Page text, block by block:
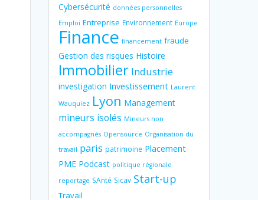
Cybersécurité données personnelles
Emploi Entreprise Environnement Europe
Finance financement fraude
Gestion des risques Histoire
Immobilier Industrie
investigation Investissement Laurent
Wauquiez Lyon Management
mineurs isolés Mineurs non
accompagnés Opensource Organisation du
travail paris patrimoine Placement
PME Podcast politique régionale
reportage SAnté Sicav Start-up
Travail